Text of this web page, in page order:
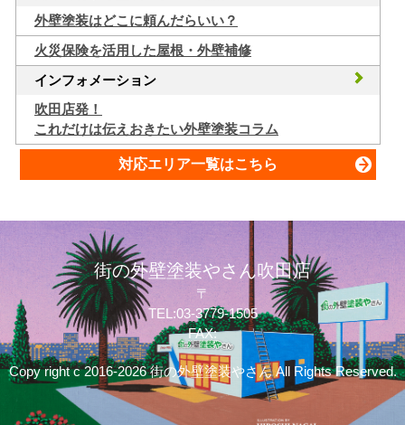
外壁塗装はどこに頼んだらいい？
火災保険を活用した屋根・外壁補修
インフォメーション
吹田店発！
これだけは伝えおきたい外壁塗装コラム
対応エリア一覧はこちら
街の外壁塗装やさん吹田店
〒
TEL:03-3779-1505
FAX:
Copy right c 2016-2026 街の外壁塗装やさん All Rights Reserved.